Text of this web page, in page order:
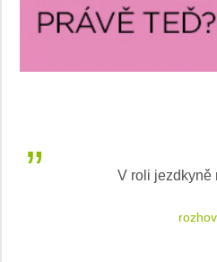
V roli jezdkyně